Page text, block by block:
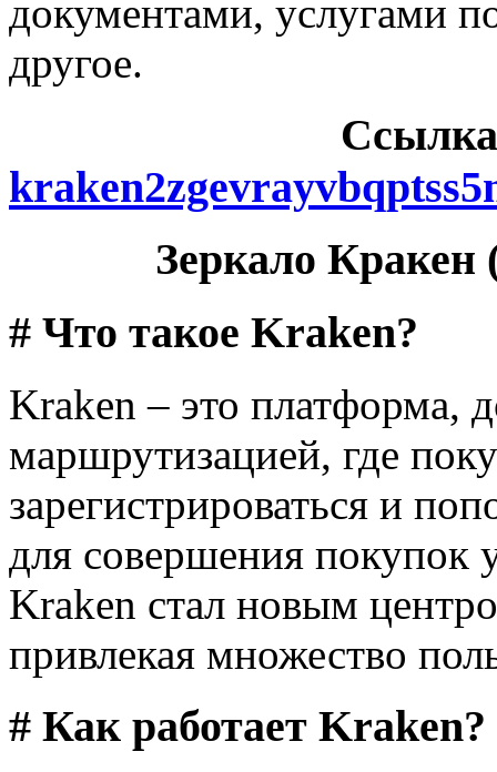
документами, услугами
другое.
Зеркало Кракен
# Что такое Kraken?
Kraken – это платформа,
маршрутизацией, где
зарегистрироваться и
для совершения покупок
Kraken стал новым
привлекая множество
# Как работает Kraken?